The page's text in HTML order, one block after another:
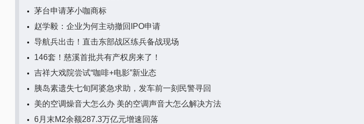
茅台申请茅小咖商标
赵学毅：企业为何主动撤回IPO申请
导航兵出击！直击东部战区练兵备战现场
146套！慈溪首批共有产权房来了！
吉祥大戏院尝试“咖啡+电影”新业态
胰岛素遗失七旬阿婆急求助，发车前一刻民警寻回
美的空调燥音大怎么办 美的空调声音大怎么解决方法
6月末M2余额287.3万亿元增速回落